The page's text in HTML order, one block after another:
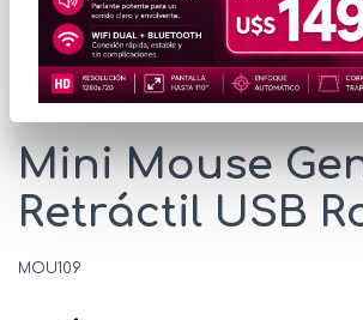
* Las imágenes se exhiben con fines
Mini Mouse
Retráctil USB
MOU109